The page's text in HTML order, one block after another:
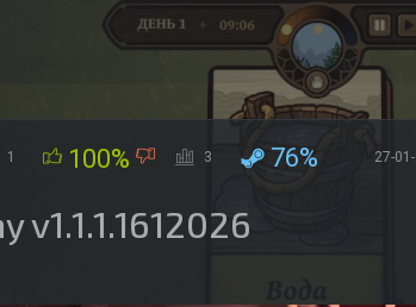
1 100% 3 76% 27-
v1.1.1.1612026